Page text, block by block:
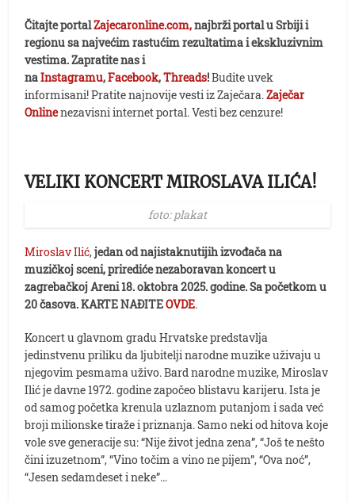
Čitajte portalZajecaronline.com,najbrži portal u Srbiji i
regionu sa najvećim rastućim rezultatima i ekskluzivnim
vestima. Zapratite nas i
naInstagramu,Facebook,Threads!Budite uvek
informisani! Pratite najnovije vesti iz Zaječara.Zaječar
Onlinenezavisni internet portal. Vesti bez cenzure!
VELIKI KONCERT MIROSLAVA ILIĆA!
foto: plakat
Miroslav Ilić,jedan od najistaknutijih izvođača na
muzičkoj sceni, prirediće nezaboravan koncert u
zagrebačkoj Areni 18. oktobra 2025. godine. Sa početkom u
20 časova.KARTE NAĐITEOVDE.
Koncert u glavnom gradu Hrvatske predstavlja
jedinstvenu priliku da ljubitelji narodne muzike uživaju u
njegovim pesmama uživo. Bard narodne muzike, Miroslav
Ilić je davne 1972. godine započeo blistavu karijeru. Ista je
od samog početka krenula uzlaznom putanjom i sada već
broji milionske tiraže i priznanja. Samo neki od hitova koje
vole sve generacije su: “Nije život jedna zena”, “Još te nešto
čini izuzetnom”, “Vino točim a vino ne pijem”, “Ova noć”,
“Jesen sedamdeset i neke”…